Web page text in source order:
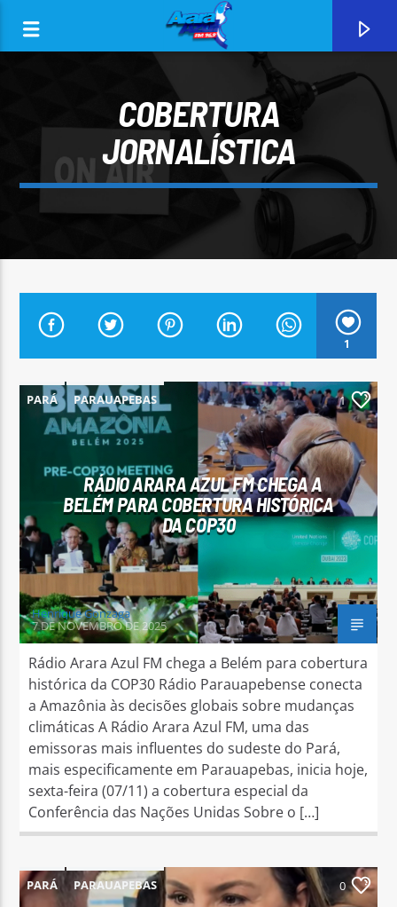
CURRENT TRACK
ARARA AZUL FM 96,9
Arara Azul FM
COBERTURA
JORNALÍSTICA
1
PARÁ PARAUAPEBAS 1
RÁDIO ARARA AZUL FM CHEGA A
BELÉM PARA COBERTURA HISTÓRICA
DA COP30
Henrique Gonzaga
7 DE NOVEMBRO DE 2025
Rádio Arara Azul FM chega a Belém para cobertura
histórica da COP30 Rádio Parauapebense conecta
a Amazônia às decisões globais sobre mudanças
climáticas A Rádio Arara Azul FM, uma das
emissoras mais influentes do sudeste do Pará,
mais especificamente em Parauapebas, inicia hoje,
sexta-feira (07/11) a cobertura especial da
Conferência das Nações Unidas Sobre o […]
PARÁ PARAUAPEBAS 0